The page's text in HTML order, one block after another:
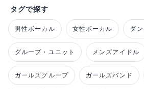
タグで探す
男性ボーカル 女性ボーカル ダ
グループ・ユニット メンズアイドル
ガールズグループ ガールズバンド